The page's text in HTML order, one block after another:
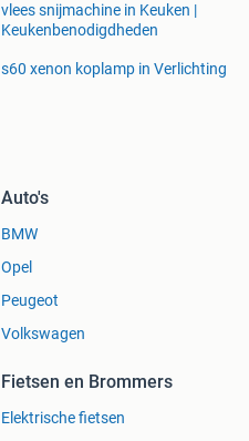
vlees snijmachine in Keuken |
Keukenbenodigdheden
s60 xenon koplamp in Verlichting
Auto's
BMW
Opel
Peugeot
Volkswagen
Fietsen en Brommers
Elektrische fietsen